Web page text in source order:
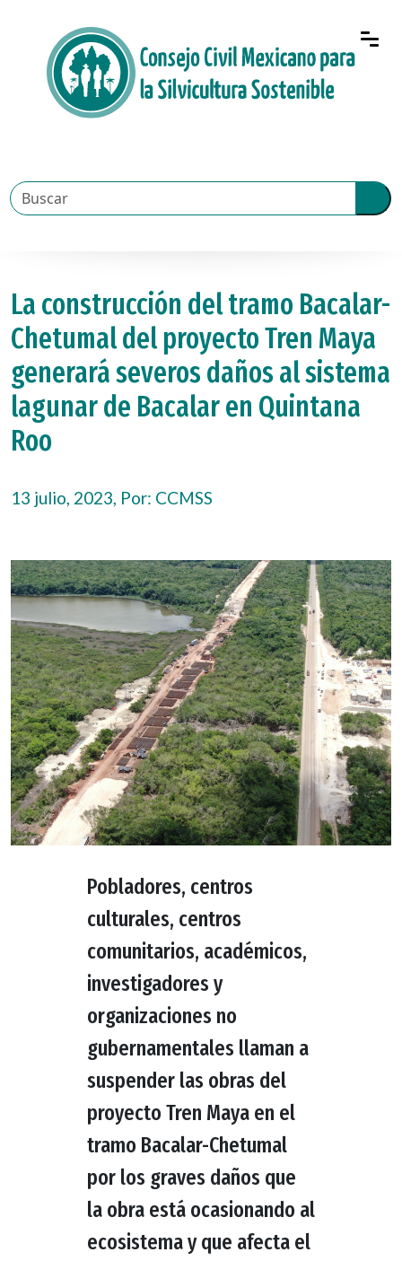
La construcción del tramo Bacalar-
Chetumal del proyecto Tren Maya
generará severos daños al sistema
lagunar de Bacalar en Quintana
Roo
13 julio, 2023, Por: CCMSS
Pobladores, centros
culturales, centros
comunitarios, académicos,
investigadores y
organizaciones no
gubernamentales llaman a
suspender las obras del
proyecto Tren Maya en el
tramo Bacalar-Chetumal
por los graves daños que
la obra está ocasionando al
ecosistema y que afecta el